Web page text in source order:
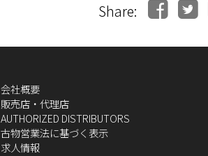
Share:
会社概要
販売店・代理店
AUTHORIZED DISTRIBUTORS
古物営業法に基づく表示
求人情報